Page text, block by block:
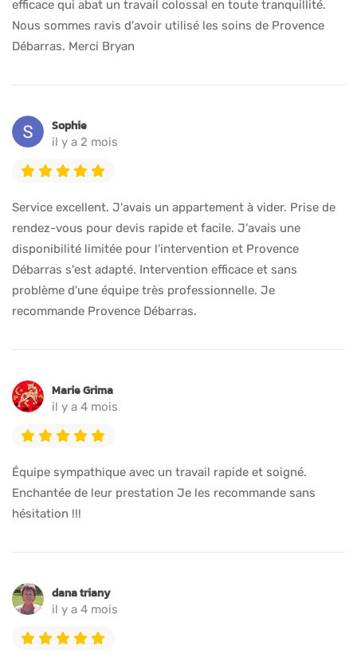
efficace qui abat un travail colossal en toute tranquillité.
Nous sommes ravis d'avoir utilisé les soins de Provence
Débarras. Merci Bryan
Sophie
il y a 2 mois
Service excellent. J'avais un appartement à vider. Prise de
rendez-vous pour devis rapide et facile. J'avais une
disponibilité limitée pour l'intervention et Provence
Débarras s'est adapté. Intervention efficace et sans
problème d'une équipe très professionnelle. Je
recommande Provence Débarras.
Marie Grima
il y a 4 mois
Équipe sympathique avec un travail rapide et soigné.
Enchantée de leur prestation Je les recommande sans
hésitation !!!
dana triany
il y a 4 mois